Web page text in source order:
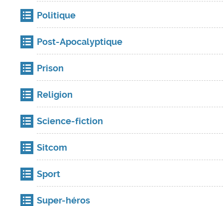
Politique
Post-Apocalyptique
Prison
Religion
Science-fiction
Sitcom
Sport
Super-héros